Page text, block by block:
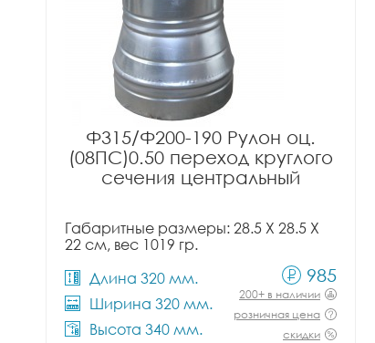
Ф315/Ф200-190 Рулон оц.
(08ПС)0.50 переход круглого
сечения центральный
Габаритные размеры: 28.5 X 28.5 X
22 см, вес 1019 гр.
Длина 320 мм.
Ширина 320 мм.
Высота 340 мм.
985
200+ в наличии
розничная цена
скидки